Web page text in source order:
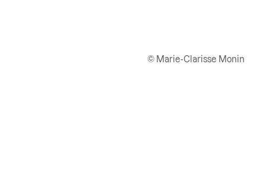
© Marie-Clarisse Monin